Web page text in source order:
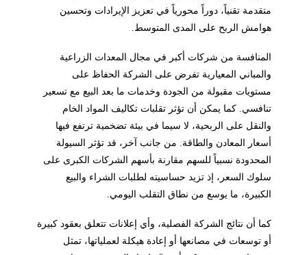
متقدمة تقنياً، دوراً محورياً في تعزيز الإيرادات وتحسين
هوامش الربح على المدى المتوسط.
المنافسة من شركات أكبر في مجال المعدات الزراعية
والمباني المعيارية تفرض على الشركة الحفاظ على
مستويات مقبولة من الجودة وخدمات ما بعد البيع مع تسعير
تنافسي. كما يمكن أن تؤثر تقلبات تكاليف المواد الخام
والنقل على الربحية، لا سيما في بيئة تضخمية ترتفع فيها
أسعار المعادن والطاقة. من جانب آخر، قد تؤثر السيولة
المحدودة نسبياً للسهم مقارنة بأسهم الشركات الكبرى على
سلوك السعر، إذ تزيد حساسيته لطلبات الشراء والبيع
الكبيرة، ما يوسع من نطاق التقلب اليومي.
كما أن نتائج الشركة الفصلية، وأي إعلانات تتعلق بعقود كبيرة
أو توسعات في مصانعها أو إعادة هيكلة لعملياتها، تمثل